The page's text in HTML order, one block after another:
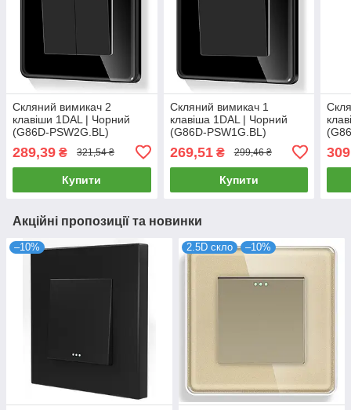
Скляний вимикач 2
клавіши 1DAL | Чорний
(G86D-PSW2G.BL)
289,39 ₴ 321,54 ₴
Купити
Скляний вимикач 1
клавіша 1DAL | Чорний
(G86D-PSW1G.BL)
269,51₴ 299,46 ₴
Купити
Акційні пропозиції та новинки
–10% 2.5D скло –10%